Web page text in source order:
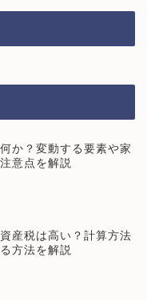
か？変動する要素や家
意点を解説
産税は高い？計算方法
方法を解説